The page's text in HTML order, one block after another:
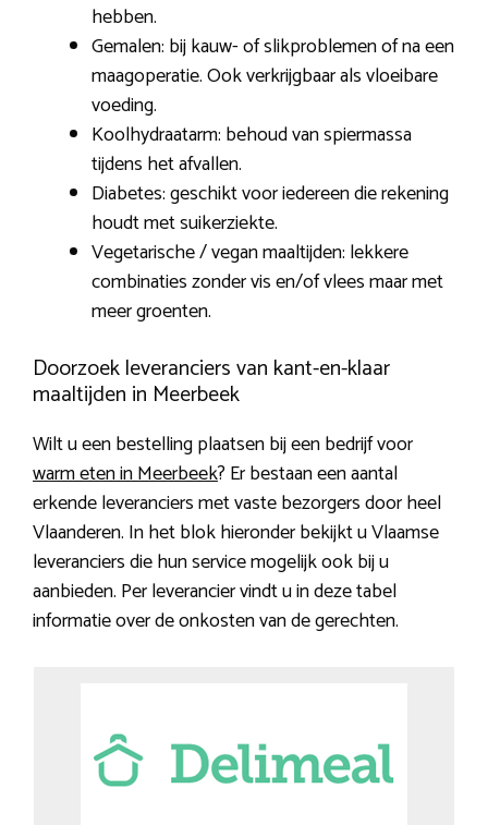
hebben.
Gemalen: bij kauw- of slikproblemen of na een
maagoperatie. Ook verkrijgbaar als vloeibare
voeding.
Koolhydraatarm: behoud van spiermassa
tijdens het afvallen.
Diabetes: geschikt voor iedereen die rekening
houdt met suikerziekte.
Vegetarische / vegan maaltijden: lekkere
combinaties zonder vis en/of vlees maar met
meer groenten.
Doorzoek leveranciers van kant-en-klaar
maaltijden in Meerbeek
Wilt u een bestelling plaatsen bij een bedrijf voor
warm eten in Meerbeek? Er bestaan een aantal
erkende leveranciers met vaste bezorgers door heel
Vlaanderen. In het blok hieronder bekijkt u Vlaamse
leveranciers die hun service mogelijk ook bij u
aanbieden. Per leverancier vindt u in deze tabel
informatie over de onkosten van de gerechten.